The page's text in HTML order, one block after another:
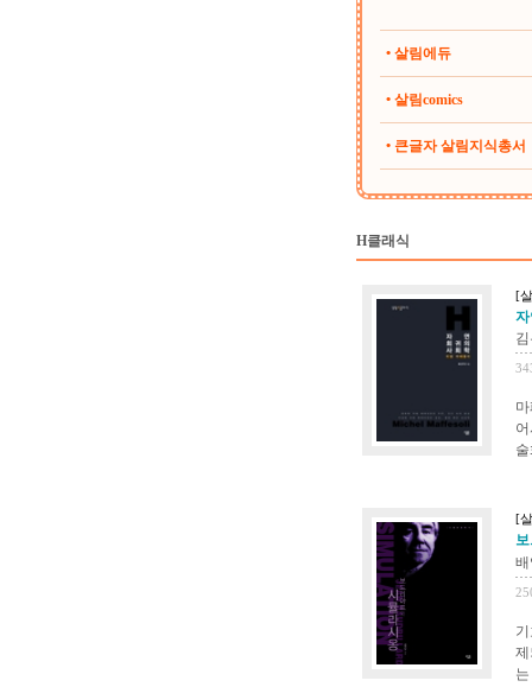
• 살림에듀
• 살림comics
• 큰글자 살림지식총서
H클래식
[
자
[
보
배
제